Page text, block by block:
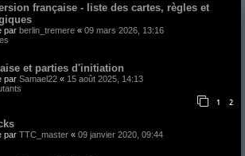
française - liste des cartes, règles et
par berlin_tremere « 09 mars 2026, 13:16
et parties d'initiation
par Samael22 « 15 août 2025, 14:13
1 2
par TTC_master « 09 janvier 2020, 09:44